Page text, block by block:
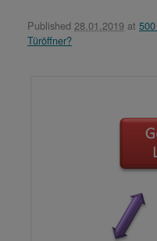
Published 28.01.2019 at
Türöffner?